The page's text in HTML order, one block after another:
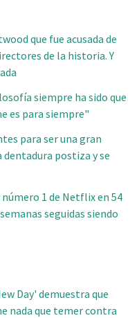
que fue acusada de
de la historia. Y
siempre ha sido que
es para siempre"
para ser una gran
postiza y se
1 de Netflix en 54
seguidas siendo
Day' demuestra que
nada que temer contra